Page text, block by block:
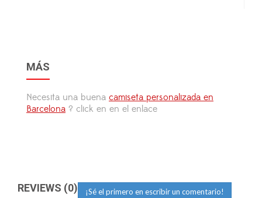
MÁS
Necesita una buena camiseta personalizada en
Barcelona ? click en en el enlace
REVIEWS (0) ¡Sé el primero en escribir un comentario!